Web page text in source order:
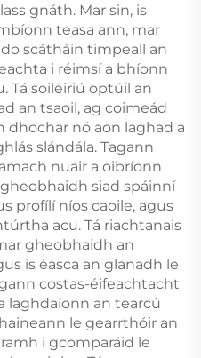
gnáth. Mar sin, is
teasa ann, mar
scátháin timpeall an
i réimsí a bhíonn
Tá soiléiriú optúil an
an tsaoil, ag coimeád
dhochar nó aon laghad a
slándála. Tagann
nuair a oibríonn
siad spáinní
profílí níos caoile, agus
acu. Tá riachtanais
gheobhaidh an
is éasca an glanadh le
costas-éifeachtacht
laghdaíonn an tearcú
le gearrthóir an
i gcomparáid le